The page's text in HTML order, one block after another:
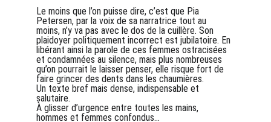
Le moins que l’on puisse dire, c’est que Pia
Petersen, par la voix de sa narratrice tout au
moins, n’y va pas avec le dos de la cuillère. Son
plaidoyer politiquement incorrect est jubilatoire. En
libérant ainsi la parole de ces femmes ostracisées
et condamnées au silence, mais plus nombreuses
qu’on pourrait le laisser penser, elle risque fort de
faire grincer des dents dans les chaumières.
Un texte bref mais dense, indispensable et
salutaire.
À glisser d’urgence entre toutes les mains,
hommes et femmes confondus...